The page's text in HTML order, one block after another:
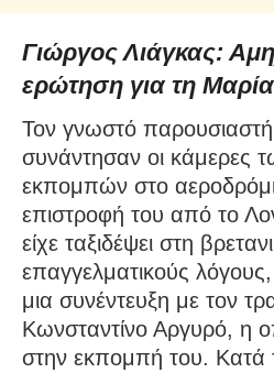
Γιώργος Λιάγκας:
ερώτηση για τη
Τον γνωστό
συνάντησαν οι κάμερες
εκπομπών στο
επιστροφή του από το
είχε ταξιδέψει στη
επαγγελματικούς
μια συνέντευξη με τον
Κωνσταντίνο Αργυρό, η
στην εκπομπή του. Κατά